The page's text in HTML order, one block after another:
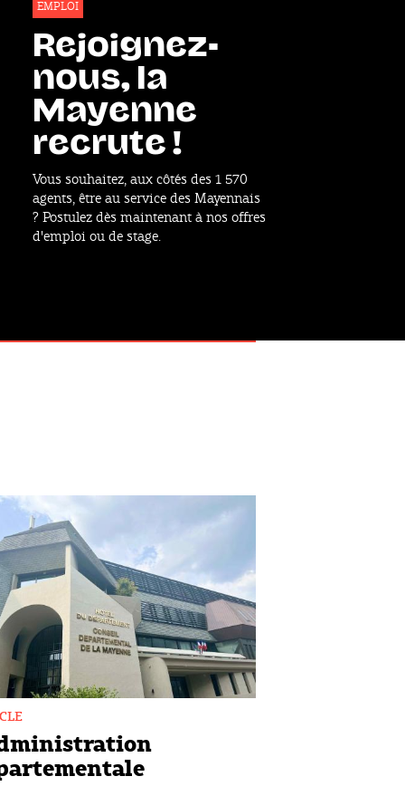
Rejoignez-
nous, la
Mayenne
recrute !
EMPLOI
Vous souhaitez, aux côtés des 1 570
agents, être au service des Mayennais
? Postulez dès maintenant à nos offres
d'emploi ou de stage.